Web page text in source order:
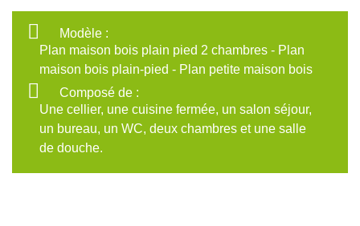
Modèle :
Plan maison bois plain pied 2 chambres - Plan
maison bois plain-pied - Plan petite maison bois
Composé de :
Une cellier, une cuisine fermée, un salon séjour,
un bureau, un WC, deux chambres et une salle
de douche.